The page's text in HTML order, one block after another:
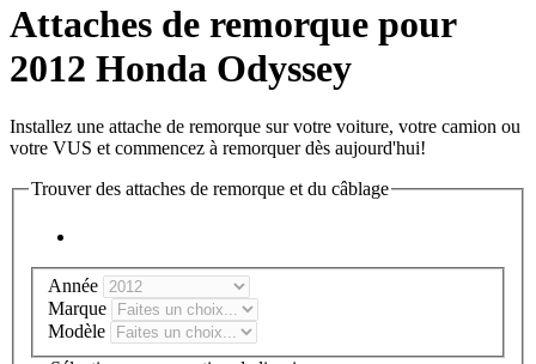
Attaches de remorque pour
2012 Honda Odyssey
Installez une attache de remorque sur votre voiture, votre camion ou
votre VUS et commencez à remorquer dès aujourd'hui!
Trouver des attaches de remorque et du câblage
Année
Marque
Modèle